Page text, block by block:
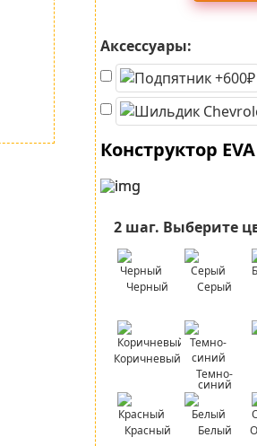
Аксессуары:
Конструктор
2 шаг. Выберите
Черный Серый
Коричневый
Темно-
синий
Красный Белый